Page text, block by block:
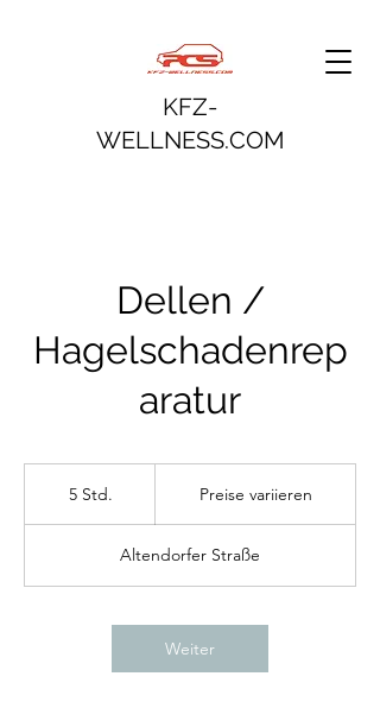
KFZ-
WELLNESS.COM
Dellen /
Hagelschadenrep
aratur
5 Std.
d
.
Preise variieren
Altendorfer Straße
Weiter